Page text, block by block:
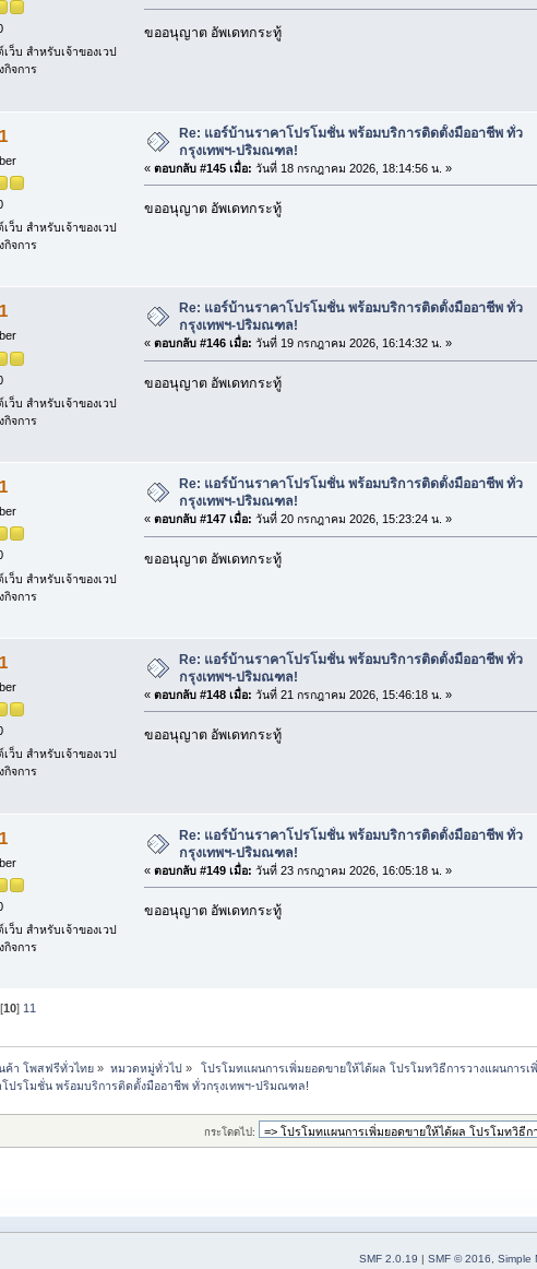
ว็บ สำหรับเจ้าของเวป
กิจการ
ขออนุญาต อัพเดทกระทู้
ว็บ สำหรับเจ้าของเวป
กิจการ
Re: แอร์บ้านราคาโปรโมชั่น พร้อมบริการติดตั้งมืออาชีพ ทั่ว
กรุงเทพฯ-ปริมณฑล!
« ตอบกลับ #145 เมื่อ: วันที่ 18 กรกฎาคม 2026, 18:14:56 น. »
ขออนุญาต อัพเดทกระทู้
ว็บ สำหรับเจ้าของเวป
กิจการ
Re: แอร์บ้านราคาโปรโมชั่น พร้อมบริการติดตั้งมืออาชีพ ทั่ว
กรุงเทพฯ-ปริมณฑล!
« ตอบกลับ #146 เมื่อ: วันที่ 19 กรกฎาคม 2026, 16:14:32 น. »
ขออนุญาต อัพเดทกระทู้
ว็บ สำหรับเจ้าของเวป
กิจการ
Re: แอร์บ้านราคาโปรโมชั่น พร้อมบริการติดตั้งมืออาชีพ ทั่ว
กรุงเทพฯ-ปริมณฑล!
« ตอบกลับ #147 เมื่อ: วันที่ 20 กรกฎาคม 2026, 15:23:24 น. »
ขออนุญาต อัพเดทกระทู้
ว็บ สำหรับเจ้าของเวป
กิจการ
Re: แอร์บ้านราคาโปรโมชั่น พร้อมบริการติดตั้งมืออาชีพ ทั่ว
กรุงเทพฯ-ปริมณฑล!
« ตอบกลับ #148 เมื่อ: วันที่ 21 กรกฎาคม 2026, 15:46:18 น. »
ขออนุญาต อัพเดทกระทู้
ว็บ สำหรับเจ้าของเวป
กิจการ
Re: แอร์บ้านราคาโปรโมชั่น พร้อมบริการติดตั้งมืออาชีพ ทั่ว
กรุงเทพฯ-ปริมณฑล!
« ตอบกลับ #149 เมื่อ: วันที่ 23 กรกฎาคม 2026, 16:05:18 น. »
ขออนุญาต อัพเดทกระทู้
[10] 11
ค้า โพสฟรีทั่วไทย » หมวดหมู่ทั่วไป » โปรโมทแผนการเพิ่มยอดขายให้ได้ผล โปรโมทวิธีการวางแผนการ
โปรโมชั่น พร้อมบริการติดตั้งมืออาชีพ ทั่วกรุงเทพฯ-ปริมณฑล!
กระโดดไป:
SMF 2.0.19 | SMF © 2016 Simple